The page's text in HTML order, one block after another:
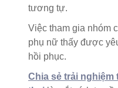
tương tự.
Việc tham gia nhóm
phụ nữ thấy được
hồi phục.
Chia sẻ trải